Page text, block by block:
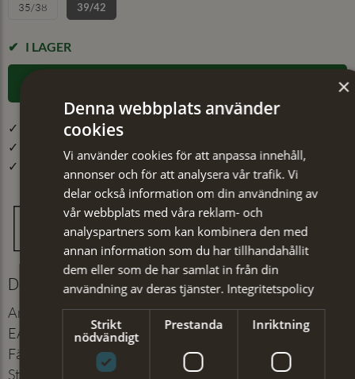
35/38 39/42
I LAGER
✓ Öppet köp i 30 dagar ✓ Fri frakt från 499 kr
✓ Din beställning skickas inom 1-2 vardagar
✓ Snabb leverans från vårt lager i Jönköping
Detaljer
Artikelnummer:
513041541
EAN
7350171065753
Färg
Beige
Storlek
39/42
×
Denna webbplats använder
cookies
Vi använder cookies för att anpassa innehåll,
annonser och för att analysera vår trafik. Vi
delar också information om din användning av
vår webbplats med våra reklam- och
analyspartners som kan kombinera den med
annan information som du har tillhandahållit
dem eller som de har samlat in från din
användning av deras tjänster. Integritetspolicy
Strikt
nödvändigt
Prestanda Inriktning